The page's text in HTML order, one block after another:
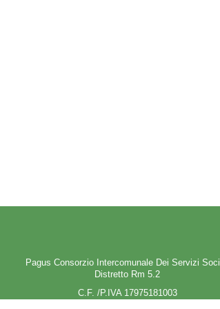
Pagus Consorzio Intercomunale Dei Servizi
Distretto Rm 5.2
C.F. /P.IVA 17975181003